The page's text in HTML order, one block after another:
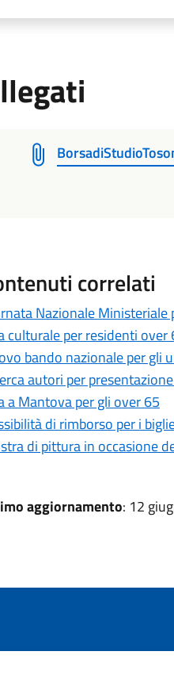
correlati
Nazionale Ministeriale
culturale per residenti over
bando nazionale per gli
autori per
a Mantova per gli over 65
di rimborso per i
di pittura in occasione
aggiornamento: 12